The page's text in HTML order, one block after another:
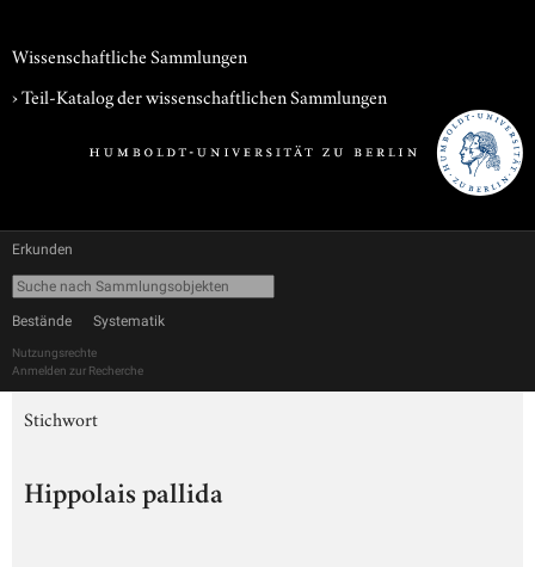
Wissenschaftliche Sammlungen
› Teil-Katalog der wissenschaftlichen Sammlungen
Erkunden
Bestände Systematik
Nutzungsrechte
Anmelden zur Recherche
Stichwort
Hippolais pallida